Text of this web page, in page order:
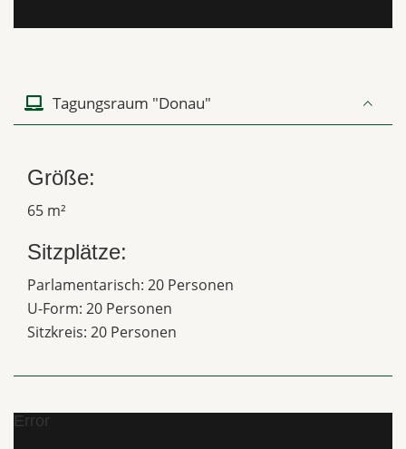
Tagungsraum "Donau"
Größe:
65 m²
Sitzplätze:
Parlamentarisch: 20 Personen
U-Form: 20 Personen
Sitzkreis: 20 Personen
Error